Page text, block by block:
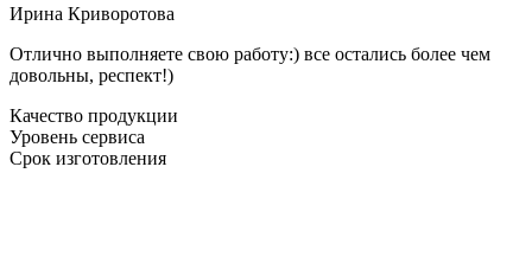
Ирина Криворотова
Отлично выполняете свою работу:) все остались более чем
довольны, респект!)
Качество продукции
Уровень сервиса
Срок изготовления